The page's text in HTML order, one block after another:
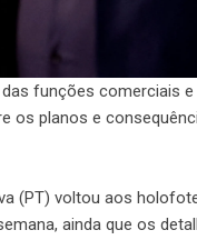
funções comerciais
os planos e
(PT) voltou aos
ainda que os